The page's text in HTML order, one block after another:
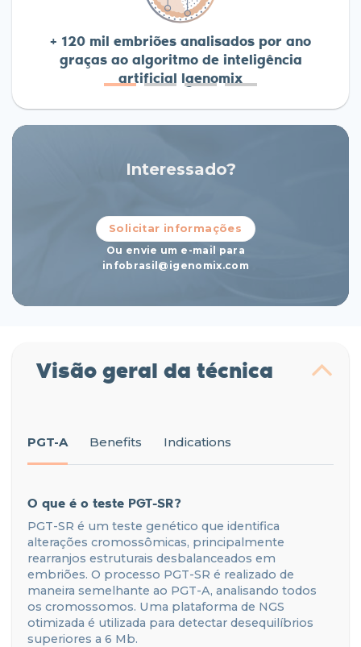
+ 120 mil embriões analisados por ano
graças ao algoritmo de inteligência
artificial Igenomix
Interessado?
Solicitar informações
Ou envie um e-mail para
infobrasil@igenomix.com
Visão geral da técnica
PGT-A Benefits Indications
O que é o teste PGT-SR?
PGT-SR é um teste genético que identifica
alterações cromossômicas, principalmente
rearranjos estruturais desbalanceados em
embriões. O processo PGT-SR é realizado de
maneira semelhante ao PGT-A, analisando todos
os cromossomos. Uma plataforma de NGS
otimizada é utilizada para detectar desequilíbrios
superiores a 6 Mb.